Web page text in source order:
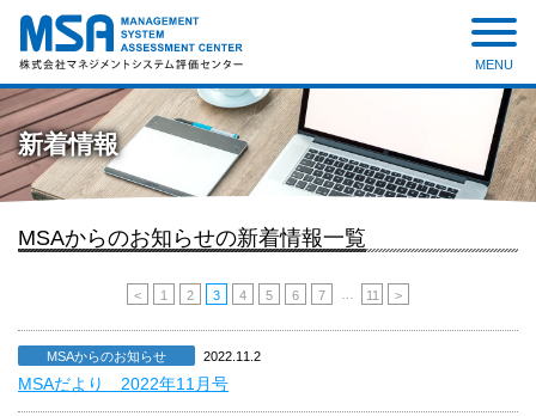
株式会社 マネジメントシステ
ム評価センター
MENU
新着情報
MSAからのお知らせの新着情報一覧
< 1 2 3 4 5 6 7 11 >
MSAからのお知らせ 2022.11.2
MSAだより 2022年11月号